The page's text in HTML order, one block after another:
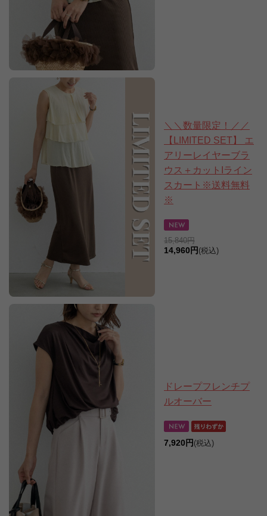
＼＼数量限定！／／
【LIMITED SET】 エ
アリーレイヤーブラ
ウス＋カットIライン
スカート※送料無料
※
15,840円
14,960円 (税込)
ドレープフレンチプ
ルオーバー
7,920円 (税込)